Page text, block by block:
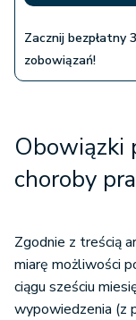
Zacznij bezpłatny
zobowiązań!
Obowiązki
choroby
Zgodnie z treścią
miarę możliwości
ciągu sześciu
wypowiedzenia (z